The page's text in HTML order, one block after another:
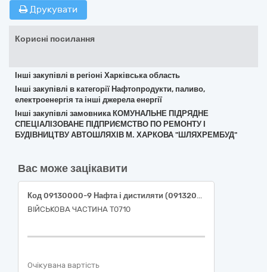
Друкувати
Корисні посилання
Інші закупівлі в регіоні Харківська область
Інші закупівлі в категорії Нафтопродукти, паливо,
електроенергія та інші джерела енергії
Інші закупівлі замовника КОМУНАЛЬНЕ ПІДРЯДНЕ
СПЕЦІАЛІЗОВАНЕ ПІДПРИЄМСТВО ПО РЕМОНТУ І
БУДІВНИЦТВУ АВТОШЛЯХІВ М. ХАРКОВА "ШЛЯХРЕМБУД"
Вас може зацікавити
Код 09130000-9 Нафта і дистиляти (09132000-3 Бензин А-95 Євро-5 (ДСТУ 7687:2015); 09134200-9 Дизельне паливо Євро-5 (ДСТУ 7688:2015)
ВІЙСЬКОВА ЧАСТИНА Т0710
Очікувана вартість